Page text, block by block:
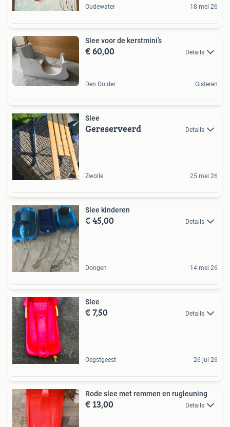
Oudewater 18 mei 26
Slee voor de kerstmini’s
€ 60,00 Details
Den Dolder Gisteren
Slee
Gereserveerd Details
Zwolle 25 mei 26
Slee kinderen
€ 45,00 Details
Dongen 14 mei 26
Slee
€ 7,50 Details
Oegstgeest 26 jul 26
Rode slee met remmen en rugleuning
€ 13,00 Details